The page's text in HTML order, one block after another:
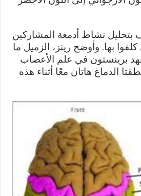
بتحليل نشاط أدمغة المشاركين
بها. وأوضح ريتز، الزميل ما
برينستون في علم الأعصاب
الدماغ هاتان معًا أثناء هذه